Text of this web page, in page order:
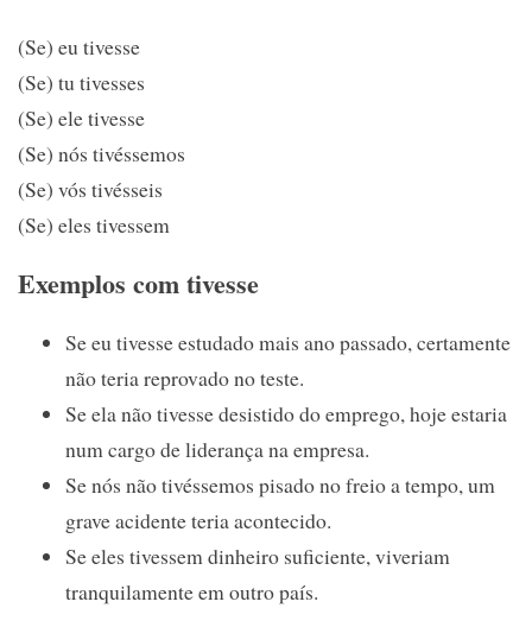
(Se) eu tivesse
(Se) tu tivesses
(Se) ele tivesse
(Se) nós tivéssemos
(Se) vós tivésseis
(Se) eles tivessem
Exemplos com tivesse
Se eu tivesse estudado mais ano passado, certamente
não teria reprovado no teste.
Se ela não tivesse desistido do emprego, hoje estaria
num cargo de liderança na empresa.
Se nós não tivéssemos pisado no freio a tempo, um
grave acidente teria acontecido.
Se eles tivessem dinheiro suficiente, viveriam
tranquilamente em outro país.